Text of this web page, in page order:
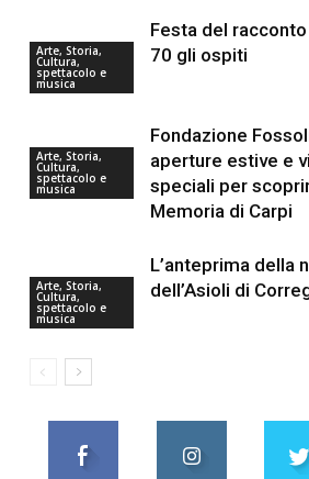
Arte, Storia,
Cultura,
spettacolo e
musica
Festa del
70 gli ospiti
Arte, Storia,
Cultura,
spettacolo e
musica
Fondazione
aperture estive e
speciali per
Memoria di Carpi
Arte, Storia,
Cultura,
spettacolo e
musica
L’anteprima della
dell’Asioli di